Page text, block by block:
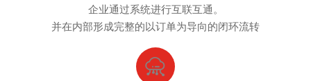
企业通过系统进行互联互通。
并在内部形成完整的以订单为导向的闭环流转